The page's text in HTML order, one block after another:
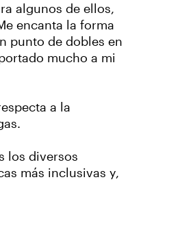
algunos de ellos,
encanta la forma
punto de dobles en
mucho a mi
a la
los diversos
más inclusivas y,